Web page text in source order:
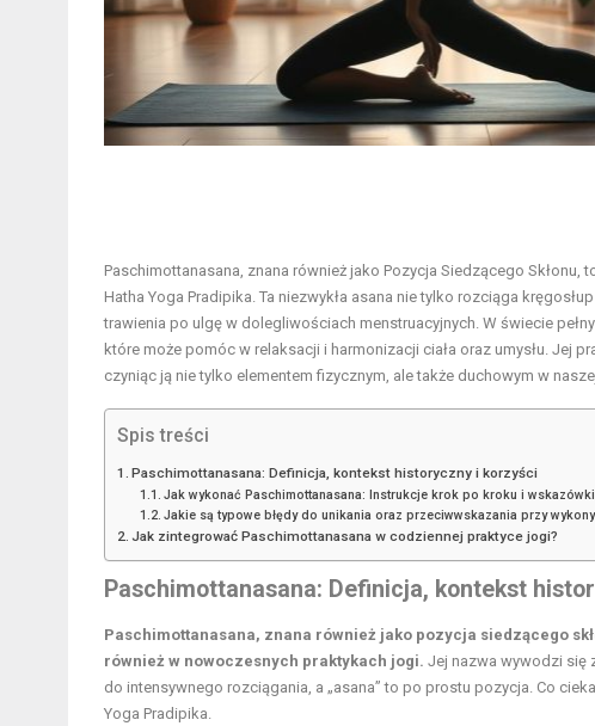
Paschimottanasana, znana również jako Pozycja Siedzącego
Hatha Yoga Pradipika. Ta niezwykła asana nie tylko rozciąga
trawienia po ulgę w dolegliwościach menstruacyjnych. W świecie
które może pomóc w relaksacji i harmonizacji ciała oraz umysłu. Jej
czyniąc ją nie tylko elementem fizycznym, ale także duchowym w
Spis treści
Paschimottanasana: Definicja, kontekst historyczny i korzyści
Jak wykonać Paschimottanasana: Instrukcje krok po kroku i
Jakie są typowe błędy do unikania oraz przeciwwskazania przy
Jak zintegrować Paschimottanasana w codziennej praktyce jogi?
Paschimottanasana: Definicja, kontekst
Paschimottanasana, znana również jako pozycja siedzącego
również w nowoczesnych praktykach jogi. Jej nazwa wywodzi się
do intensywnego rozciągania, a „asana” to po prostu pozycja. Co
Yoga Pradipika.